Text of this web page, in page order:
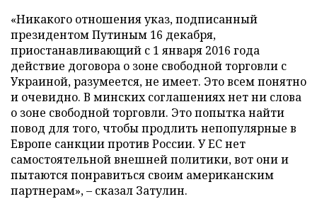
«Никакого отношения указ, подписанный
президентом Путиным 16 декабря,
приостанавливающий с 1 января 2016 года
действие договора о зоне свободной торговли с
Украиной, разумеется, не имеет. Это всем понятно
и очевидно. В минских соглашениях нет ни слова
о зоне свободной торговли. Это попытка найти
повод для того, чтобы продлить непопулярные в
Европе санкции против России. У ЕС нет
самостоятельной внешней политики, вот они и
пытаются понравиться своим американским
партнерам», – сказал Затулин.